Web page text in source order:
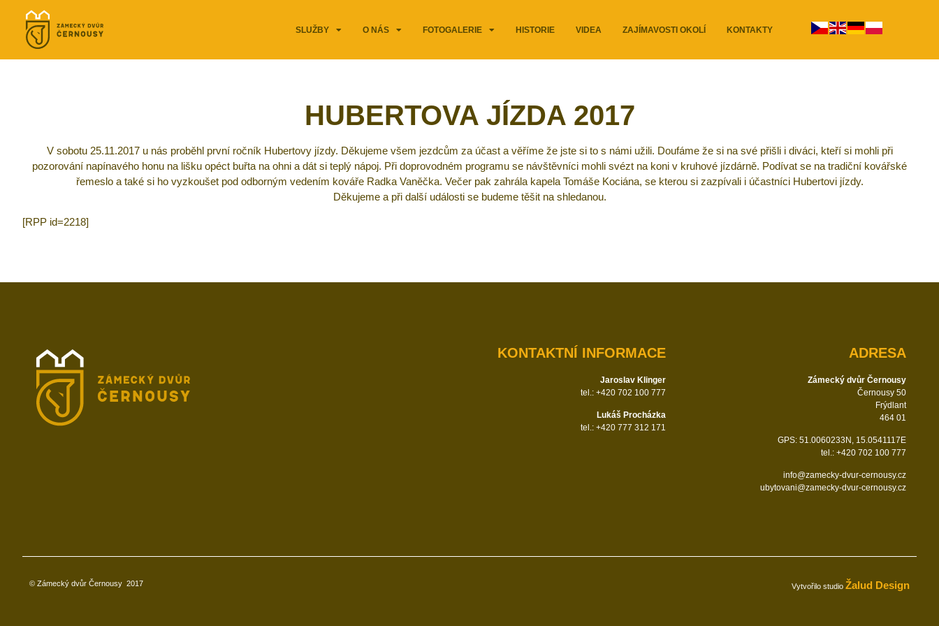
SLUŽBY O NÁS FOTOGALERIE HISTORIE VIDEA ZAJÍMAVOSTI OKOLÍ KONTAKTY
HUBERTOVA JÍZDA 2017
V sobotu 25.11.2017 u nás proběhl první ročník Hubertovy jízdy. Děkujeme všem jezdcům za účast a věříme že jste si to s námi užili. Doufáme že si na své přišli i diváci, kteří si mohli při
pozorování napínavého honu na lišku opéct buřta na ohni a dát si teplý nápoj. Při doprovodném programu se návštěvníci mohli svézt na koni v kruhové jízdárně. Podívat se na tradiční kovářské
řemeslo a také si ho vyzkoušet pod odborným vedením kováře Radka Vaněčka. Večer pak zahrála kapela Tomáše Kociána, se kterou si zazpívali i účastníci Hubertovi jízdy.
Děkujeme a při další události se budeme těšit na shledanou.
[RPP id=2218]
KONTAKTNÍ INFORMACE
Jaroslav Klinger
tel.: +420 702 100 777
Lukáš Procházka
tel.: +420 777 312 171
ADRESA
Zámecký dvůr Černousy
Černousy 50
Frýdlant
464 01
GPS: 51.0060233N, 15.0541117E
tel.: +420 702 100 777
info@zamecky-dvur-cernousy.cz
ubytovani@zamecky-dvur-cernousy.cz
© Zámecký dvůr Černousy 2017 Vytvořilo studio Žalud Design